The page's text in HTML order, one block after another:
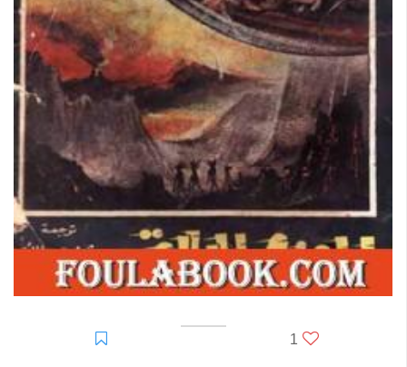
1